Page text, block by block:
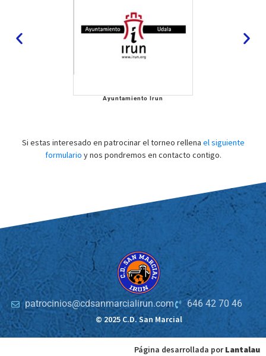
Ayuntamiento Irun
Si estas interesado en patrocinar el torneo rellena el siguiente
formulario y nos pondremos en contacto contigo.
patrocinios@cdsanmarcialirun.com
646 42 70 46
© 2025 C.D. San Marcial
Página desarrollada porLantalau